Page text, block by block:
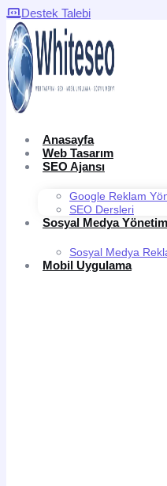
Destek Talebi
Anasayfa
Web Tasarım
SEO Ajansı
Google Reklam
SEO Dersleri
Sosyal Medya
Sosyal Medya
Mobil Uygulama